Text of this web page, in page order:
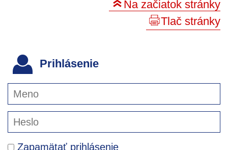
Na začiatok stránky
Tlač stránky
Prihlásenie
Zapamätať prihlásenie